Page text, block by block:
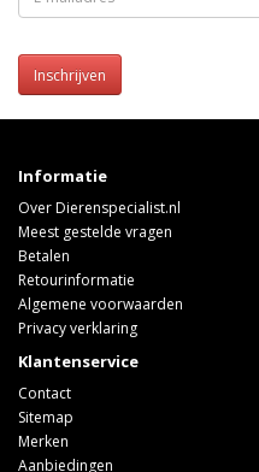
Inschrijven
Informatie
Over Dierenspecialist.nl
Meest gestelde vragen
Betalen
Retourinformatie
Algemene voorwaarden
Privacy verklaring
Klantenservice
Contact
Sitemap
Merken
Aanbiedingen